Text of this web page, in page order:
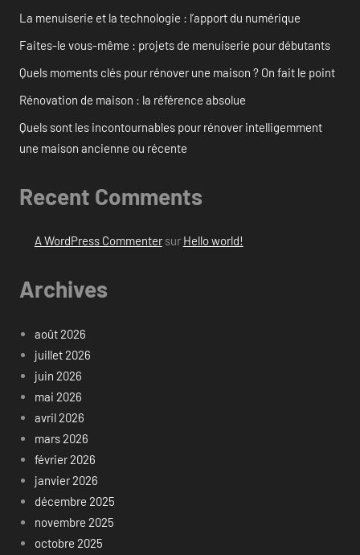
La menuiserie et la technologie : l’apport du numérique
Faites-le vous-même : projets de menuiserie pour débutants
Quels moments clés pour rénover une maison ? On fait le point
Rénovation de maison : la référence absolue
Quels sont les incontournables pour rénover intelligemment
une maison ancienne ou récente
Recent Comments
A WordPress Commentersur Hello world!
Archives
août 2026
juillet 2026
juin 2026
mai 2026
avril 2026
mars 2026
février 2026
janvier 2026
décembre 2025
novembre 2025
octobre 2025